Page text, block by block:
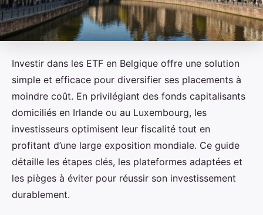
Investir dans les ETF en Belgique offre une solution
simple et efficace pour diversifier ses placements à
moindre coût. En privilégiant des fonds capitalisants
domiciliés en Irlande ou au Luxembourg, les
investisseurs optimisent leur fiscalité tout en
profitant d’une large exposition mondiale. Ce guide
détaille les étapes clés, les plateformes adaptées et
les pièges à éviter pour réussir son investissement
durablement.